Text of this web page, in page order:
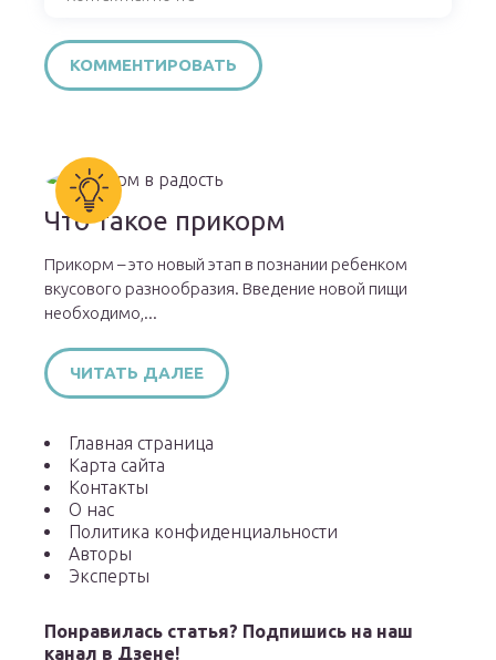
Что такое прикорм
Прикорм – это новый этап в познании ребенком
вкусового разнообразия. Введение новой пищи
необходимо,...
ЧИТАТЬ ДАЛЕЕ
Главная страница
Карта сайта
Контакты
О нас
Политика конфиденциальности
Авторы
Эксперты
Понравилась статья? Подпишись на наш
канал в Дзене!